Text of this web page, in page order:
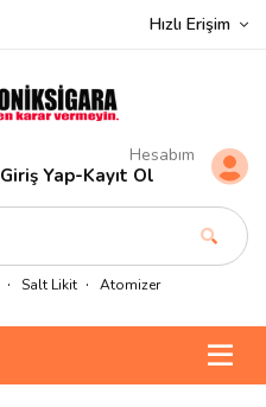
Hızlı Erişim
Salt Likit Atomizer
Hesabım
Giriş Yap-Kayıt Ol